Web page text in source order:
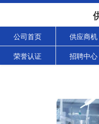
公司首页 供应商机
荣誉认证 招聘中心